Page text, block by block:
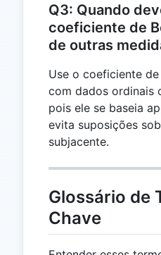
Q3: Quando
coeficiente de
de outras
Use o coeficiente
com dados ordinais
pois ele se baseia
evita suposições
subjacente.
Glossário de
Chave